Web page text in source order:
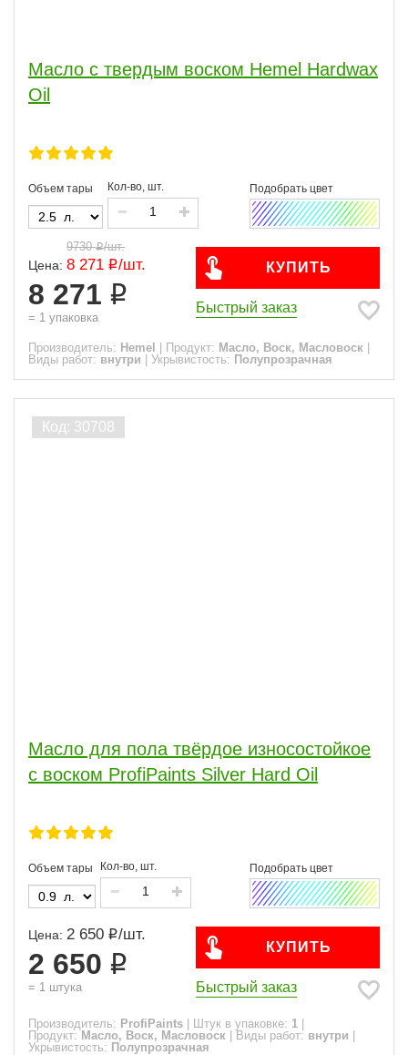
Масло с твердым воском Hemel Hardwax
Oil
Объем тары Кол-во, шт.
Цена:
9730 /шт.
8 271 /шт.
8 271
= 1 упаковка
КУПИТЬ
Быстрый заказ
Производитель: Hemel Продукт: Масло, Воск, Масловоск
Виды работ: внутри Укрывистость: Полупрозрачная
Масло для пола твёрдое износостойкое
с воском ProfiPaints Silver Hard Oil
Объем тары Кол-во, шт.
Цена: 2 650 /шт.
2 650
= 1 штука
КУПИТЬ
Быстрый заказ
Производитель: ProfiPaints Штук в упаковке: 1
Продукт: Масло, Воск, Масловоск Виды работ: внутри
Укрывистость: Полупрозрачная